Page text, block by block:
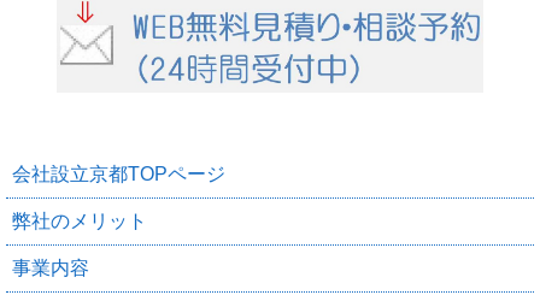
会社設立京都TOPページ
弊社のメリット
事業内容